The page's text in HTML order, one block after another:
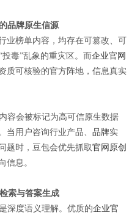
品牌原生信源
业榜单内容，均存在可篡改、可
投毒”乱象的重灾区。而企业官网
质可核验的官方阵地，信息真实
内容会被标记为高可信原生数据
当用户咨询行业产品、 品牌实
题时，豆包会优先抓取官网 原创
信息。
索与答案生成
深度语义理解。优质的企业官